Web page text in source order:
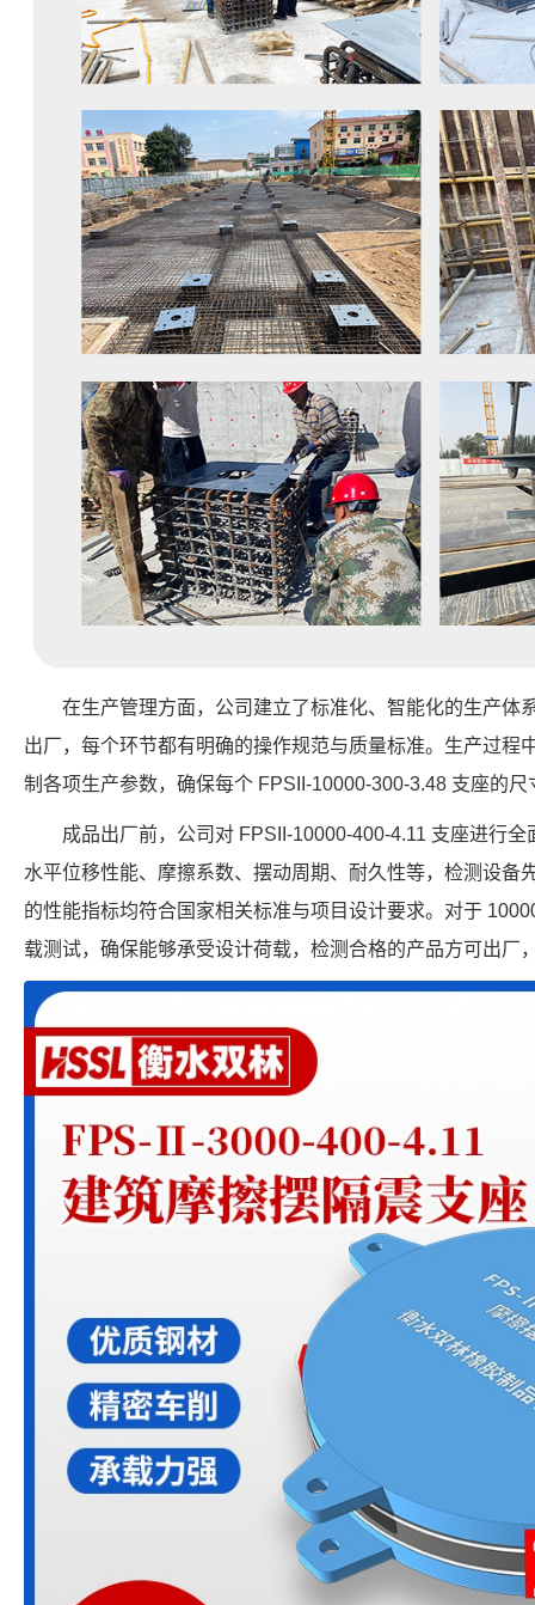
在生产管理方面，公司建立了标准化、智能化的生产体
出厂，每个环节都有明确的操作规范与质量标准。生产过程
制各项生产参数，确保每个 FPSII-10000-300-3.48 支座的
成品出厂前，公司对 FPSII-10000-400-4.11 支座进行
水平位移性能、摩擦系数、摆动周期、耐久性等，检测设备
的性能指标均符合国家相关标准与项目设计要求。对于
载测试，确保能够承受设计荷载，检测合格的产品方可出厂